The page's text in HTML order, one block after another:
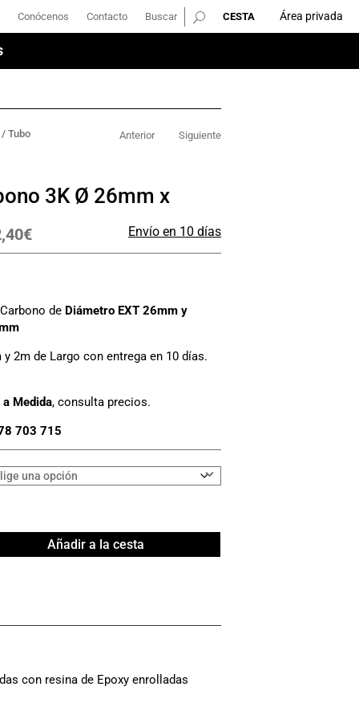
Conócenos Contacto Buscar Área privada
Conócenos Contacto Buscar Área privada
/ Tubo Anterior Siguiente
3K Ø 26mm x
€ Envío en 10 días
de Diámetro EXT 26mm y
2m de Largo con entrega en 10 días.
Medida, consulta precios.
703 715
Añadir a la cesta
con resina de Epoxy enrolladas